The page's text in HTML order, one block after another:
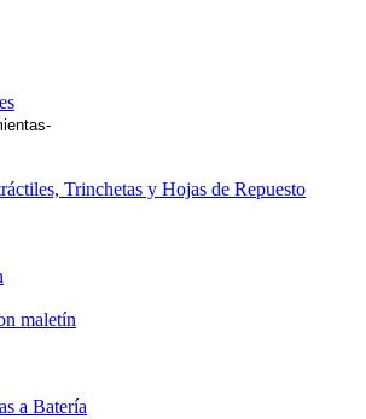
Trinchetas y Hojas de Repuesto
maletín
a Batería